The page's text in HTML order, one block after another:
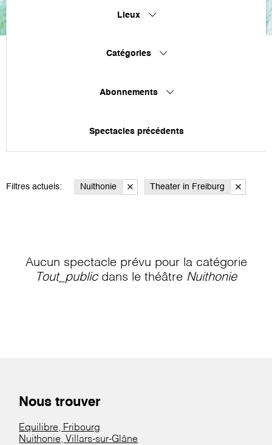
Lieux
Catégories
Abonnements
Spectacles précédents
Filtres actuels: Nuithonie Theater in Freiburg
Aucun spectacle prévu pour la catégorie
Tout_publicdans le théâtre Nuithonie
Nous trouver
Equilibre, Fribourg
Nuithonie, Villars-sur-Glâne